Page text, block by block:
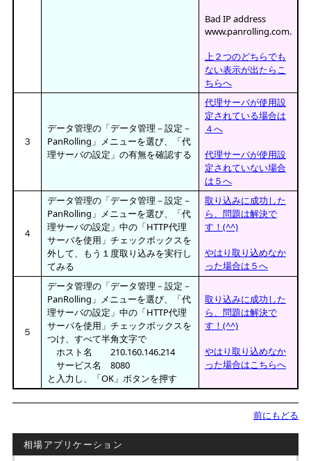
Bad IP address
www.panrolling.com.
上２つのどちらでも
ない表示が出たらこ
ちらへ
３
データ管理の「データ管理－設定－
PanRolling」メニューを選び、「代
理サーバの設定」の有無を確認する
代理サーバが使用設
定されている場合は
４へ
代理サーバが使用設
定されていない場合
は５へ
４
データ管理の「データ管理－設定－
PanRolling」メニューを選び、「代
理サーバの設定」中の「HTTP代理
サーバを使用」チェックボックスを
外して、もう１度取り込みを実行し
てみる
取り込みに成功した
ら、問題は解決で
す！(^^)
やはり取り込めなか
った場合は５へ
５
データ管理の「データ管理－設定－
PanRolling」メニューを選び、「代
理サーバの設定」中の「HTTP代理
サーバを使用」チェックボックスを
つけ、すべて半角文字で
ホスト名 210.160.146.214
サービス名 8080
と入力し、「OK」ボタンを押す
取り込みに成功した
ら、問題は解決で
す！(^^)
やはり取り込めなか
った場合はこちらへ
前にもどる
相場アプリケーション